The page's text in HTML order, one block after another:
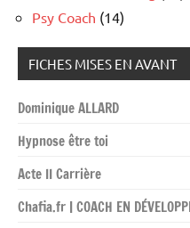
Psy Coach (14)
FICHES MISES EN AVANT
Dominique ALLARD
Hypnose être toi
Acte II Carrière
Chafia.fr | COACH EN